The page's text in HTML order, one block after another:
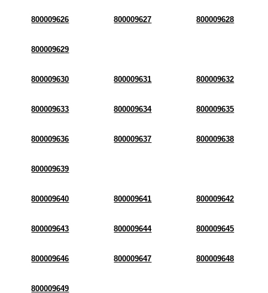
800009626 800009627 800009628
800009629
800009630 800009631 800009632
800009633 800009634 800009635
800009636 800009637 800009638
800009639
800009640 800009641 800009642
800009643 800009644 800009645
800009646 800009647 800009648
800009649